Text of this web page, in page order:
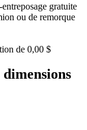
gratuite
ou de remorque
de 0,00 $
dimensions